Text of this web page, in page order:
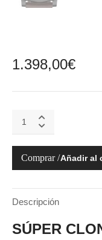
1.398,00€
Luminor
Marina
Automatic
PAM00661
Añadir al
Descripción
SÚPER